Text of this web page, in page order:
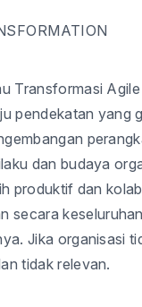
Transformasi
pendekatan yang
dan budaya
produktif dan
secara
Jika organisasi
tidak relevan.